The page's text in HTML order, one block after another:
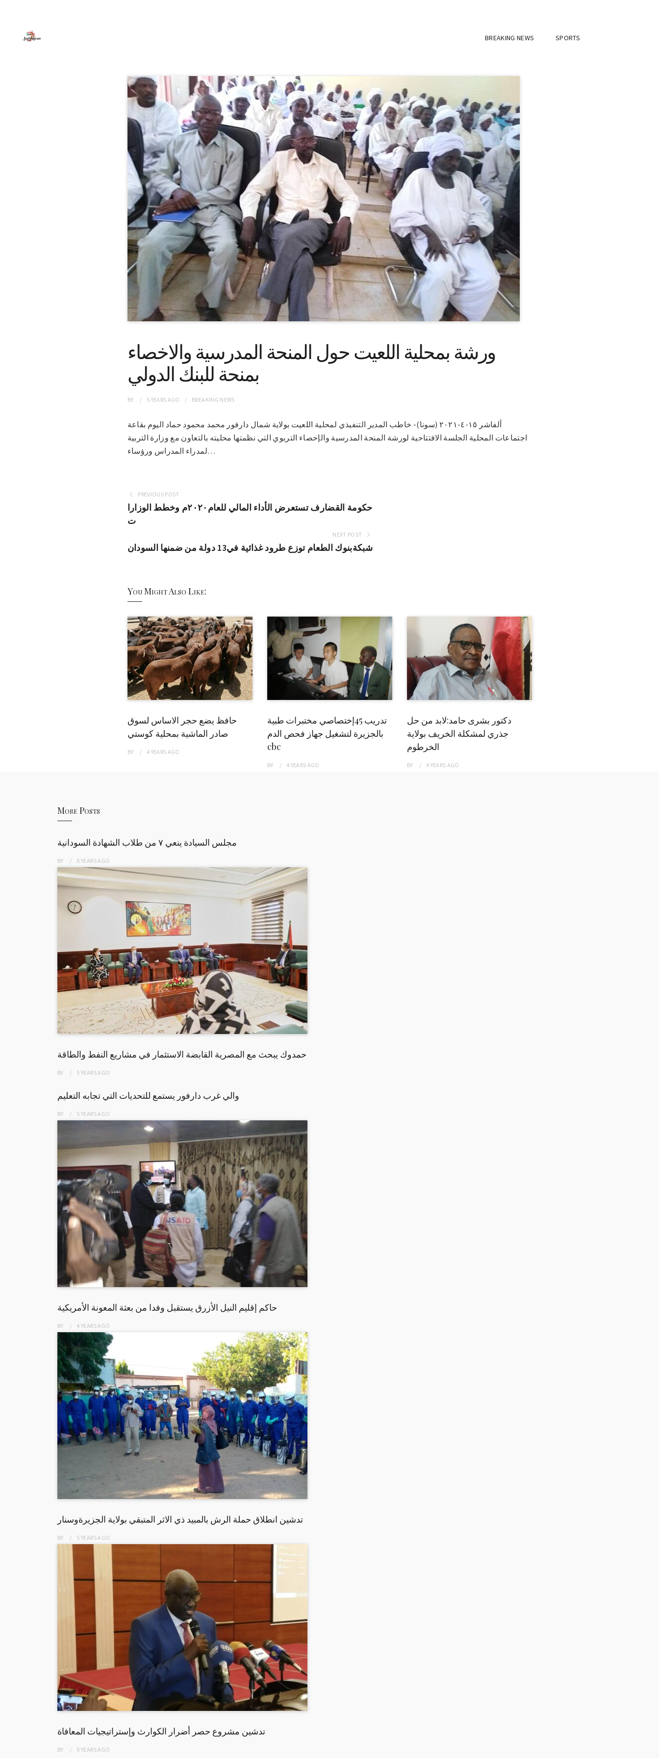
BREAKING NEWS SPORTS
ورشة بمحلية اللعيت حول المنحة المدرسية والاخصاء
بمنحة للبنك الدولي
BY 5 YEARS AGO BREAKING NEWS
ألفاشر ١٥-٤-٢٠٢١ (سونا)- خاطب المدير التنفيذي لمحلية اللعيت بولاية شمال دارفور محمد محمود حماد اليوم بقاعة
اجتماعات المحلية الجلسة الافتتاحية لورشة المنحة المدرسية والإحصاء التربوي التي نظمتها محليته بالتعاون مع وزارة التربية
لمدراء المدراس ورؤساء…
PREVIOUS POST
حكومة القضارف تستعرض الأداء المالي للعام٢٠٢٠م وخطط الوزارا
ت
NEXT POST
شبكةبنوك الطعام توزع طرود غذائية في13 دولة من ضمنها السودان
You Might Also Like:
حافظ يضع حجر الاساس لسوق
صادر الماشية بمحلية كوستي
BY 4 YEARS AGO
تدريب 45إختصاصي مختبرات طبية
بالجزيرة لتشغيل جهاز فحص الدم
cbc
BY 4 YEARS AGO
دكتور بشرى حامد:لابد من حل
جذري لمشكلة الخريف بولاية
الخرطوم
BY 4 YEARS AGO
More Posts
مجلس السيادة ينعي ٧ من طلاب الشهادة السودانية
BY 5 YEARSAGO
حمدوك يبحث مع المصرية القابضة الاستثمار في مشاريع النفط والطاقة
BY 5 YEARSAGO
والي غرب دارفور يستمع للتحديات التي تجابه التعليم
BY 5 YEARSAGO
حاكم إقليم النيل الأزرق يستقبل وفدا من بعثة المعونة الأمريكية
BY 4 YEARSAGO
تدشين انطلاق حملة الرش بالمبيد ذي الاثر المتبقي بولاية الجزيرةوسنار
BY 5 YEARSAGO
تدشين مشروع حصر أضرار الكوارث وإستراتيجيات المعافاة
BY 5 YEARSAGO